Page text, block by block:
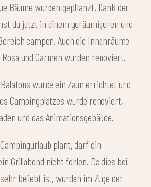
Bäume wurden gepflanzt. Dank der
du jetzt in einem geräumigeren und
campen. Auch die Innenräume
und Carmen wurden renoviert.
wurde ein Zaun errichtet und
Campingplatzes wurde renoviert,
und das Animationsgebäude.
plant, darf ein
Grillabend nicht fehlen. Da dies bei
beliebt ist, wurden im Zuge der